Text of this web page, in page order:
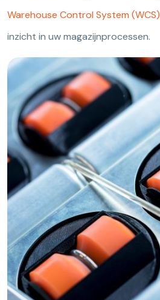
Warehouse Control System (WCS)
inzicht in uw magazijnprocessen.